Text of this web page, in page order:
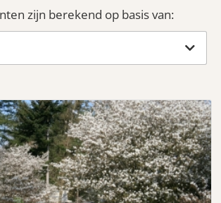
zijn berekend op basis van: